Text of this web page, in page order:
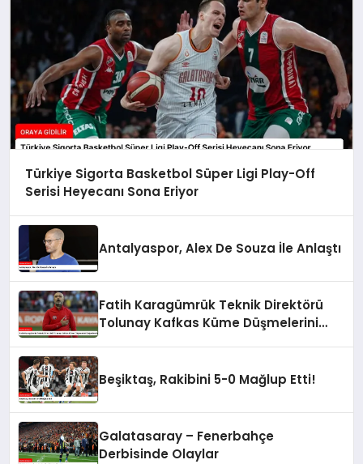
Türkiye Sigorta Basketbol Süper Ligi Play-Off
Serisi Heyecanı Sona Eriyor
Antalyaspor, Alex De Souza İle Anlaştı
Fatih Karagümrük Teknik Direktörü
Tolunay Kafkas Küme Düşmelerini
Beşiktaş, Rakibini 5-0 Mağlup Etti!
Galatasaray – Fenerbahçe
Derbisinde Olaylar